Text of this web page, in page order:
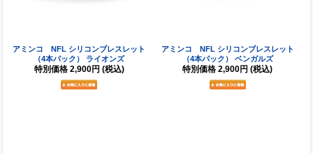
アミンコ NFL シリコンブレスレット
（4本パック） ライオンズ
特別価格 2,900円 (税込)
アミンコ NFL シリコンブレスレット
（4本パック） ベンガルズ
特別価格 2,900円 (税込)